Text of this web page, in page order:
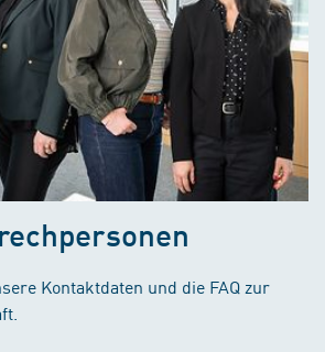
Kontaktdaten und die FAQ zur